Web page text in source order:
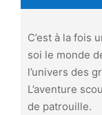
C’est à la fois
soi le monde
l’univers des
L’aventure
de patrouille.